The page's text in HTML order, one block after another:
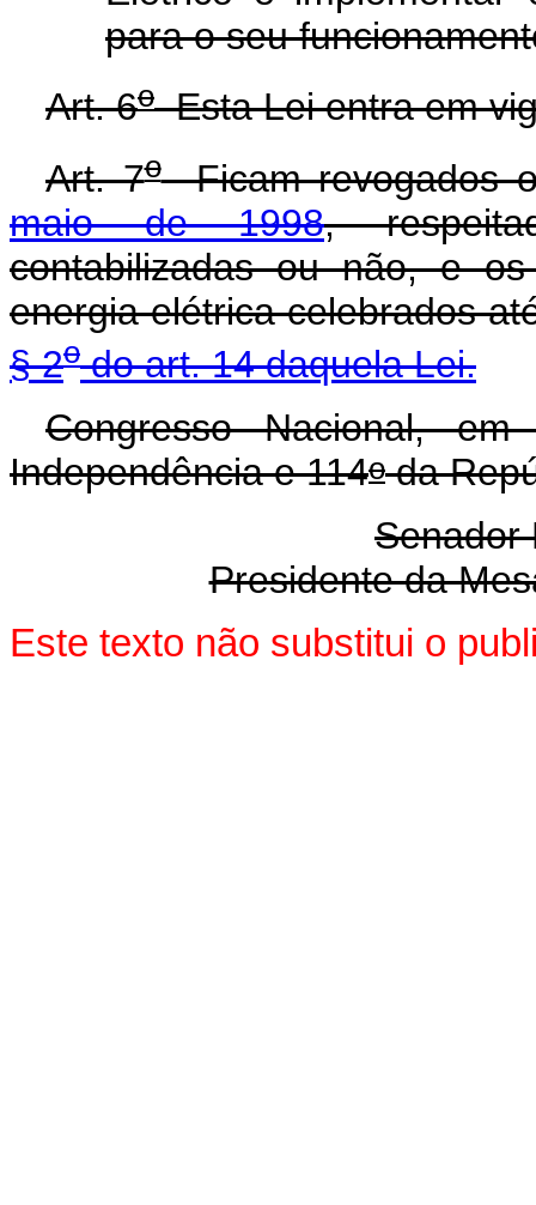
para o seu
Art. 6oEsta Lei entra em
Art. 7oFicam revogados
maio de 1998,
contabilizadas ou não, e
energia elétrica celebrados
§ 2odo art. 14 daquela Lei.
Congresso Nacional,
Independência e 114oda
Senador
Presidente da
Este texto não substitui o